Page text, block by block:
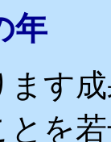
年
す
とを